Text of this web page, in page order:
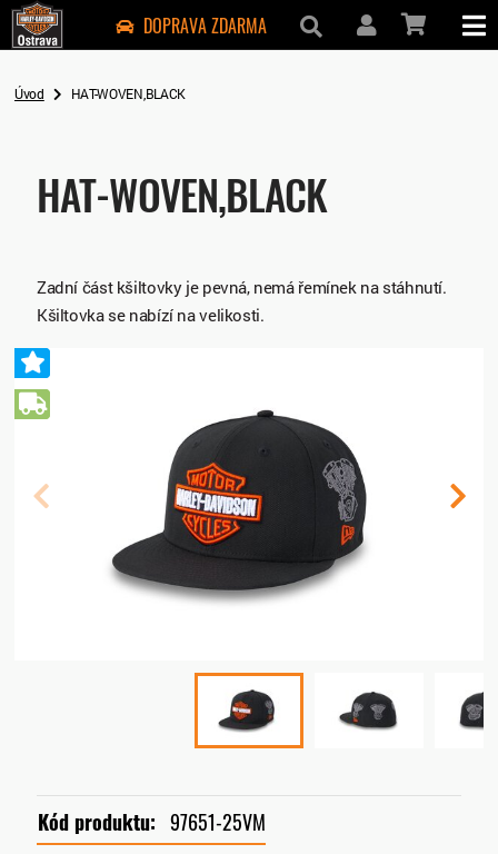
DOPRAVA ZDARMA
Úvod HAT-WOVEN,BLACK
HAT-WOVEN,BLACK
Zadní část kšiltovky je pevná, nemá řemínek na stáhnutí.
Kšiltovka se nabízí na velikosti.
Doporučený
Doprava zdarma
Kód produktu: 97651-25VM